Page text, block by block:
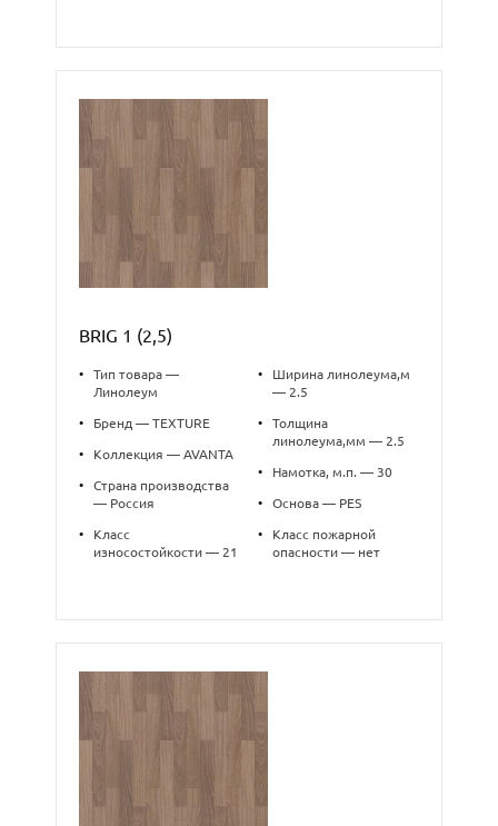
BRIG 1 (2,5)
•
Тип товара —
Линолеум
• Бренд — TEXTURE
• Коллекция — AVANTA
•
Страна производства
— Россия
•
Класс
износостойкости — 21
•
Ширина линолеума,м
— 2.5
•
Толщина
линолеума,мм — 2.5
• Намотка, м.п. — 30
• Основа — PES
•
Класс пожарной
опасности — нет